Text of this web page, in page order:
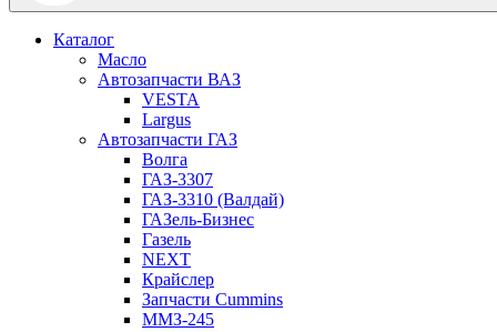
Каталог
Масло
Автозапчасти ВАЗ
VESTA
Largus
Автозапчасти ГАЗ
Волга
ГАЗ-3307
ГАЗ-3310 (Валдай)
ГАЗель-Бизнес
Газель
NEXT
Крайслер
Запчасти Cummins
ММЗ-245